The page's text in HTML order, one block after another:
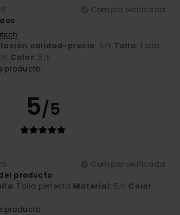
Compra verificada
calidad-precio: 5/5 Talla: Talla
/5 Color: 5 /5
producto
5/5
Compra verificada
producto
: Talla perfecta Material: 5 /5 Color:
producto